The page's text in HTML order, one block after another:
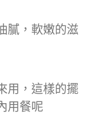
膩，軟嫩的滋
用，這樣的擺
用餐呢